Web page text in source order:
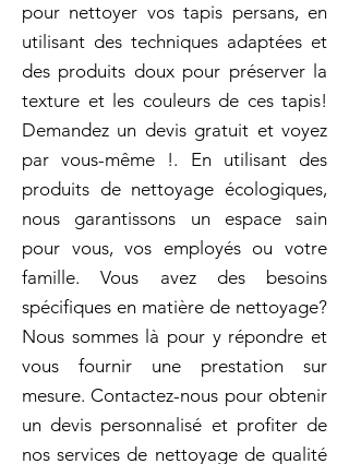
pour nettoyer vos tapis persans, en
utilisant des techniques adaptées et
des produits doux pour préserver la
texture et les couleurs de ces tapis!
Demandez un devis gratuit et voyez
par vous-même !. En utilisant des
produits de nettoyage écologiques,
nous garantissons un espace sain
pour vous, vos employés ou votre
famille. Vous avez des besoins
spécifiques en matière de nettoyage?
Nous sommes là pour y répondre et
vous fournir une prestation sur
mesure. Contactez-nous pour obtenir
un devis personnalisé et profiter de
nos services de nettoyage de qualité